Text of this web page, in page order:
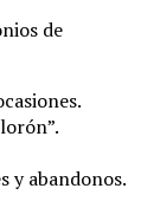
de
y abandonos.